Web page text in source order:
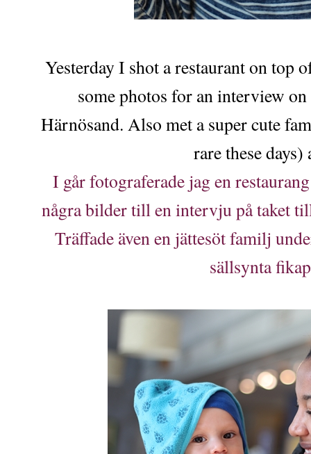
Yesterday I shot a restaurant on top
some photos for an interview
Härnösand. Also met a super cute
rare these days)
I går fotograferade jag en
några bilder till en intervju på taket
Träffade även en jättesöt familj
sällsynta